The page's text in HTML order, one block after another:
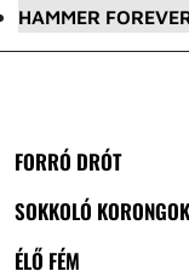
HAMMER
FORRÓ DRÓT
SOKKOLÓ KORONGOK
ÉLŐ FÉM